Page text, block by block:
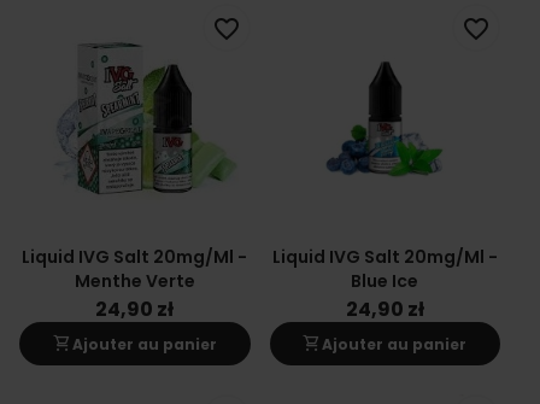
Liquid IVG Salt 20mg/ml -
Menthe Verte
24,90 zł
shopping_cartAjouter au panier
favorite_border
Liquid IVG Salt 20mg/ml -
Blue Ice
24,90 zł
shopping_cartAjouter au panier
favorite_border